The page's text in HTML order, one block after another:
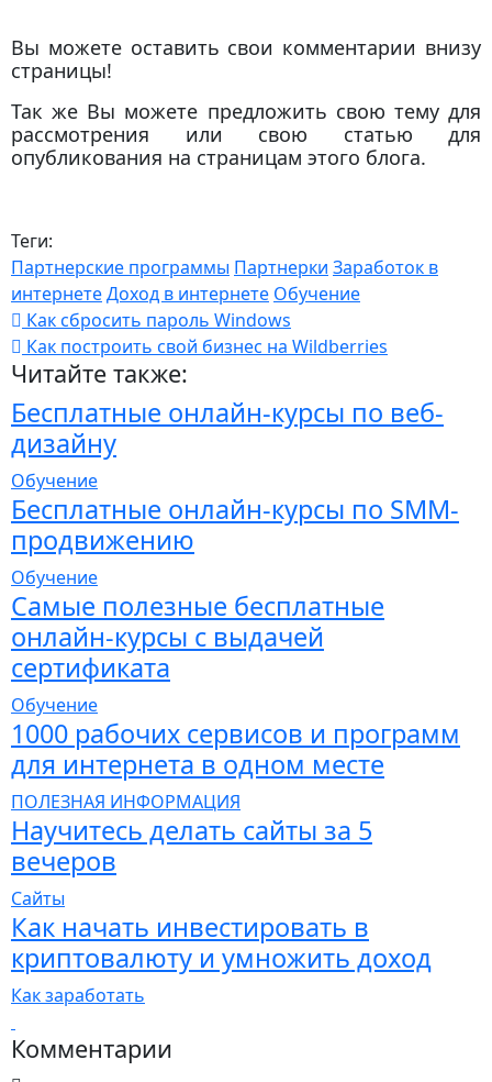
Вы можете оставить свои комментарии внизу
страницы!
Так же Вы можете предложить свою тему для
рассмотрения или свою статью для
опубликования на страницам этого блога.
Теги:
Партнерские программы Партнерки Заработок в
интернетеДоход в интернете Обучение
Как сбросить пароль Windows
Как построить свой бизнес на Wildberries
Читайте также:
Бесплатные онлайн-курсы по веб-
дизайну
Обучение
Бесплатные онлайн-курсы по SMM-
продвижению
Обучение
Самые полезные бесплатные
онлайн-курсы с выдачей
сертификата
Обучение
1000 рабочих сервисов и программ
для интернета в одном месте
ПОЛЕЗНАЯ ИНФОРМАЦИЯ
Научитесь делать сайты за 5
вечеров
Сайты
Как начать инвестировать в
криптовалюту и умножить доход
Как заработать
Комментарии